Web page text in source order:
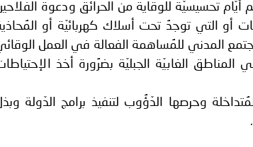
أيّام تحسيسيّة للوقاية من الحرائق ودعوة
أو التي توجدُ تحت أسلاك كهربائيّة أو
المدني للمُساهمة الفعالة في العمل
الغابيّة الجبليّة بضرُورة أخذ
وحرصها الدّؤُوب لتنفيذ برامج الدّولة